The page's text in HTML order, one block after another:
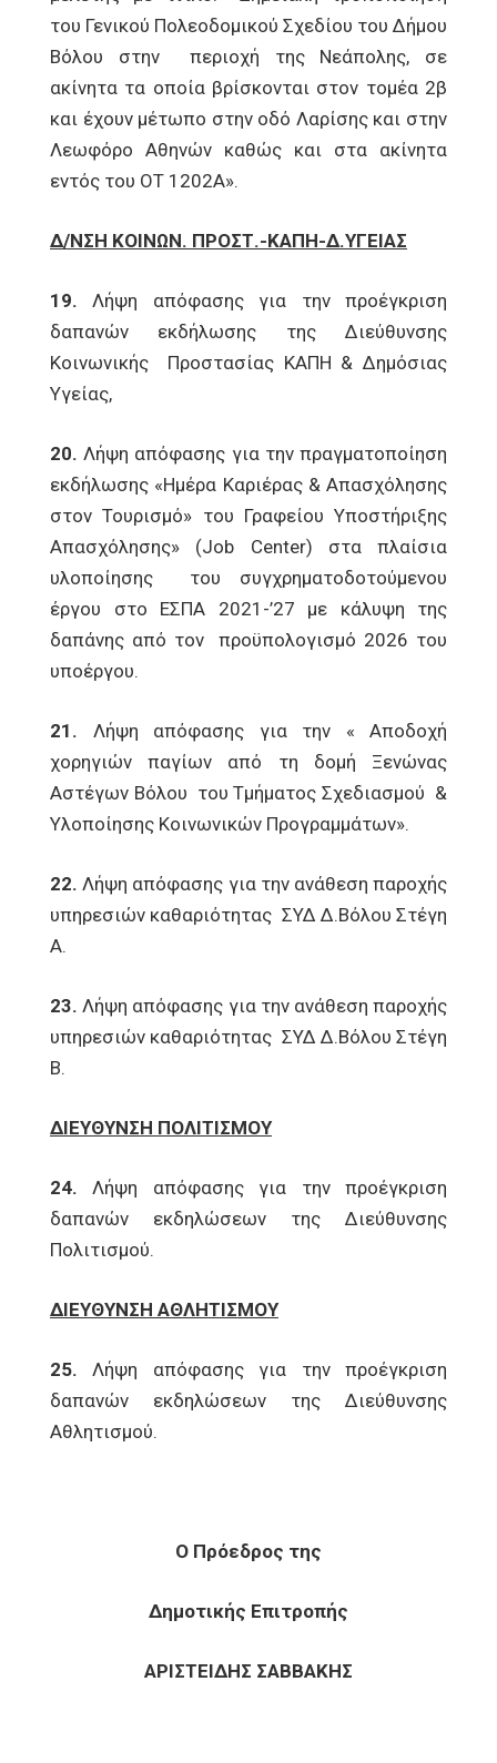
του Γενικού Πολεοδομικού Σχεδίου του Δήμου
Βόλου στην περιοχή της Νεάπολης, σε
ακίνητα τα οποία βρίσκονται στον τομέα 2β
και έχουν μέτωπο στην οδό Λαρίσης και στην
Λεωφόρο Αθηνών καθώς και στα ακίνητα
εντός του ΟΤ 1202Α».
Δ/ΝΣΗ ΚΟΙΝΩΝ. ΠΡΟΣΤ.-ΚΑΠΗ-Δ.ΥΓΕΙΑΣ
19. Λήψη απόφασης για την προέγκριση
δαπανών εκδήλωσης της Διεύθυνσης
Κοινωνικής Προστασίας ΚΑΠΗ & Δημόσιας
Υγείας,
20. Λήψη απόφασης για την πραγματοποίηση
εκδήλωσης «Ημέρα Καριέρας & Απασχόλησης
στον Τουρισμό» του Γραφείου Υποστήριξης
Απασχόλησης» (Job Center) στα πλαίσια
υλοποίησης του συγχρηματοδοτούμενου
έργου στο ΕΣΠΑ 2021-’27 με κάλυψη της
δαπάνης από τον προϋπολογισμό 2026 του
υποέργου.
21. Λήψη απόφασης για την « Αποδοχή
χορηγιών παγίων από τη δομή Ξενώνας
Αστέγων Βόλου του Τμήματος Σχεδιασμού &
Υλοποίησης Κοινωνικών Προγραμμάτων».
22. Λήψη απόφασης για την ανάθεση παροχής
υπηρεσιών καθαριότητας ΣΥΔ Δ.Βόλου Στέγη
Α.
23. Λήψη απόφασης για την ανάθεση παροχής
υπηρεσιών καθαριότητας ΣΥΔ Δ.Βόλου Στέγη
Β.
ΔΙΕΥΘΥΝΣΗ ΠΟΛΙΤΙΣΜΟΥ
24. Λήψη απόφασης για την προέγκριση
δαπανών εκδηλώσεων της Διεύθυνσης
Πολιτισμού.
ΔΙΕΥΘΥΝΣΗ ΑΘΛΗΤΙΣΜΟΥ
25. Λήψη απόφασης για την προέγκριση
δαπανών εκδηλώσεων της Διεύθυνσης
Αθλητισμού.
Ο Πρόεδρος της
Δημοτικής Επιτροπής
ΑΡΙΣΤΕΙΔΗΣ ΣΑΒΒΑΚΗΣ